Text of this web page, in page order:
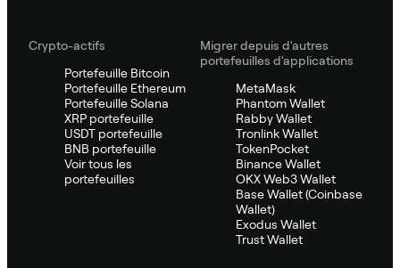
Crypto-actifs
Portefeuille Bitcoin
Portefeuille Ethereum
Portefeuille Solana
XRP portefeuille
USDT portefeuille
BNB portefeuille
Voir tous les
portefeuilles
Migrer depuis d'autres
portefeuilles d'applications
MetaMask
Phantom Wallet
Rabby Wallet
Tronlink Wallet
TokenPocket
Binance Wallet
OKX Web3 Wallet
Base Wallet (Coinbase
Wallet)
Exodus Wallet
Trust Wallet